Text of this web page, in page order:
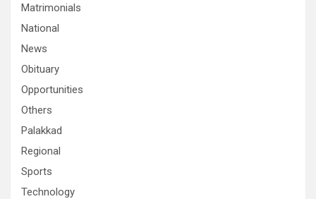
Matrimonials
National
News
Obituary
Opportunities
Others
Palakkad
Regional
Sports
Technology